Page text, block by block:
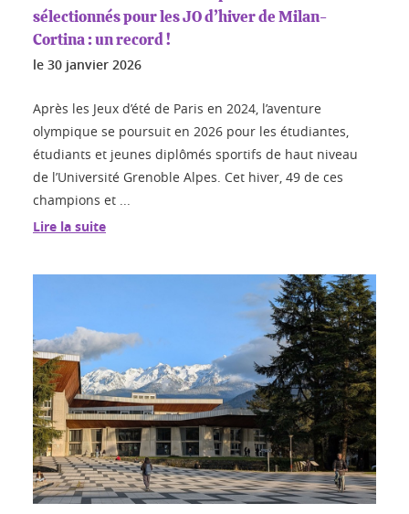
sélectionnés pour les JO d’hiver de Milan-
Cortina : un record !
le 30 janvier 2026
Après les Jeux d’été de Paris en 2024, l’aventure
olympique se poursuit en 2026 pour les étudiantes,
étudiants et jeunes diplômés sportifs de haut niveau
de l’Université Grenoble Alpes. Cet hiver, 49 de ces
champions et ...
Lire la suite